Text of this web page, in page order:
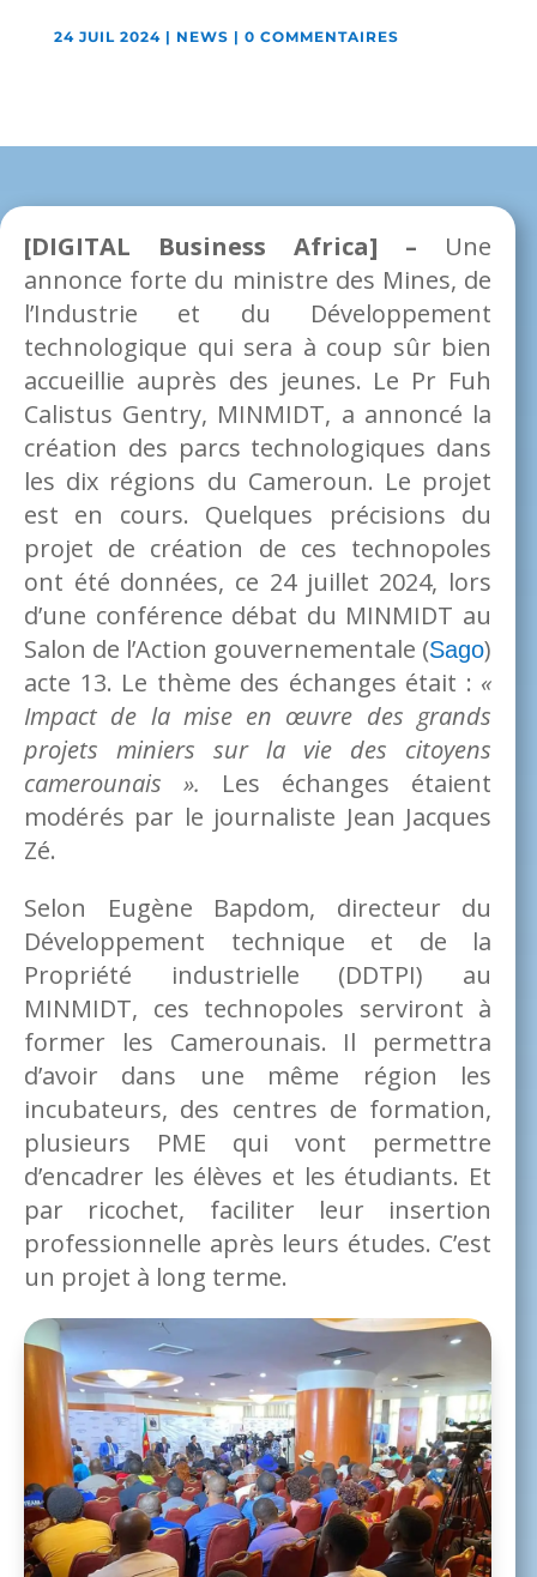
24 JUIL 2024| NEWS | 0 COMMENTAIRES
[DIGITAL Business Africa] – Une
annonce forte du ministre des Mines, de
l’Industrie et du Développement
technologique qui sera à coup sûr bien
accueillie auprès des jeunes. Le Pr Fuh
Calistus Gentry, MINMIDT, a annoncé la
création des parcs technologiques dans
les dix régions du Cameroun. Le projet
est en cours. Quelques précisions du
projet de création de ces technopoles
ont été données, ce 24 juillet 2024, lors
d’une conférence débat du MINMIDT au
Salon de l’Action gouvernementale (Sago)
acte 13. Le thème des échanges était : «
Impact de la mise en œuvre des grands
projets miniers sur la vie des citoyens
camerounais ». Les échanges étaient
modérés par le journaliste Jean Jacques
Zé.
Selon Eugène Bapdom, directeur du
Développement technique et de la
Propriété industrielle (DDTPI) au
MINMIDT, ces technopoles serviront à
former les Camerounais. Il permettra
d’avoir dans une même région les
incubateurs, des centres de formation,
plusieurs PME qui vont permettre
d’encadrer les élèves et les étudiants. Et
par ricochet, faciliter leur insertion
professionnelle après leurs études. C’est
un projet à long terme.